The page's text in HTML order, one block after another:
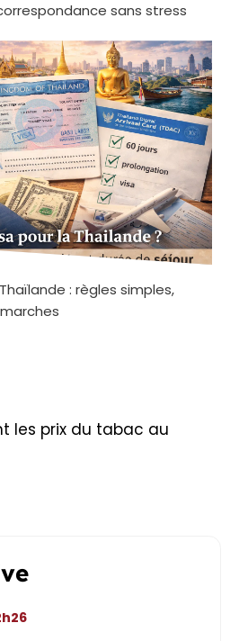
sans stress
: règles simples,
les prix du tabac au